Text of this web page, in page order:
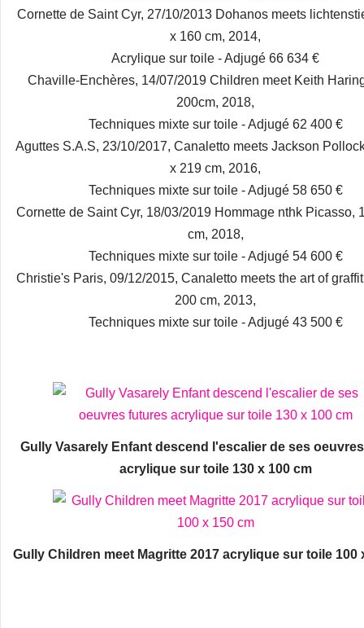
Cornette de Saint Cyr, 27/10/2013 Dohanos meets
x 160 cm, 2014,
Acrylique sur toile - Adjugé 66 634 €
Chaville-Enchères, 14/07/2019 Children meet Keith
200cm, 2018,
Techniques mixte sur toile - Adjugé 62 400 €
Aguttes S.A.S, 23/10/2017, Canaletto meets Jackson
x 219 cm, 2016,
Techniques mixte sur toile - Adjugé 58 650 €
Cornette de Saint Cyr, 18/03/2019 Hommage nthk Picasso,
cm, 2018,
Techniques mixte sur toile - Adjugé 54 600 €
Christie's Paris, 09/12/2015, Canaletto meets the art of
200 cm, 2013,
Techniques mixte sur toile - Adjugé 43 500 €
Gully Vasarely Enfant descend l'escalier de ses
acrylique sur toile 130 x 100 cm
Gully Children meet Magritte 2017 acrylique sur toile 100